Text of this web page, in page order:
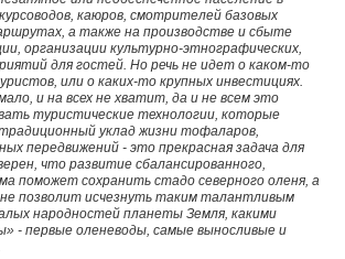
каюров, смотрителей базовых
а также на производстве и сбыте
организации культурно-этнографических,
для гостей. Но речь не идет о каком-то
или о каких-то крупных инвестициях.
и на всех не хватит, да и не всем это
туристические технологии, которые
уклад жизни тофаларов,
передвижений - это прекрасная задача для
что развитие сбалансированного,
поможет сохранить стадо северного оленя, а
не позволит исчезнуть таким талантливым
народностей планеты Земля, какими
- первые оленеводы, самые выносливые и